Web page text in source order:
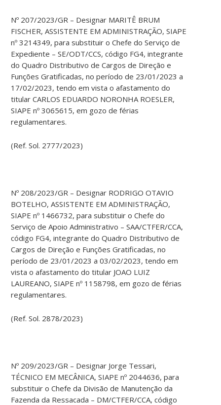
Nº 207/2023/GR – Designar MARITÊ BRUM
FISCHER, ASSISTENTE EM ADMINISTRAÇÃO, SIAPE
nº 3214349, para substituir o Chefe do Serviço de
Expediente – SE/ODT/CCS, código FG4, integrante
do Quadro Distributivo de Cargos de Direção e
Funções Gratificadas, no período de 23/01/2023 a
17/02/2023, tendo em vista o afastamento do
titular CARLOS EDUARDO NORONHA ROESLER,
SIAPE nº 3065615, em gozo de férias
regulamentares.
(Ref. Sol. 2777/2023)
Nº 208/2023/GR – Designar RODRIGO OTAVIO
BOTELHO, ASSISTENTE EM ADMINISTRAÇÃO,
SIAPE nº 1466732, para substituir o Chefe do
Serviço de Apoio Administrativo – SAA/CTFER/CCA,
código FG4, integrante do Quadro Distributivo de
Cargos de Direção e Funções Gratificadas, no
período de 23/01/2023 a 03/02/2023, tendo em
vista o afastamento do titular JOAO LUIZ
LAUREANO, SIAPE nº 1158798, em gozo de férias
regulamentares.
(Ref. Sol. 2878/2023)
Nº 209/2023/GR – Designar Jorge Tessari,
TÉCNICO EM MECÂNICA, SIAPE nº 2044636, para
substituir o Chefe da Divisão de Manutenção da
Fazenda da Ressacada – DM/CTFER/CCA, código